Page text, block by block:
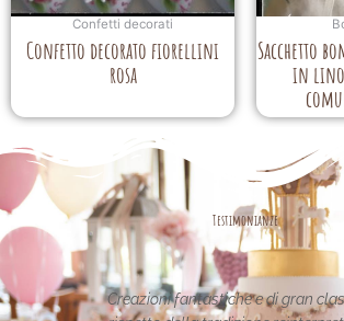
Confetti decorati
Confetto decorato fiorellini
rosa
Sacchetto
in lino
Testimonianze
classe nel
Le creazioni sono